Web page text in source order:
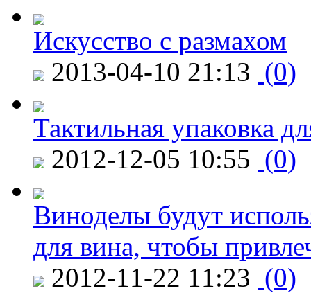
Искусство с размахом
2013-04-10 21:13 (0)
Тактильная упаковка
2012-12-05 10:55 (0)
Виноделы будут
для вина, чтобы
2012-11-22 11:23 (0)